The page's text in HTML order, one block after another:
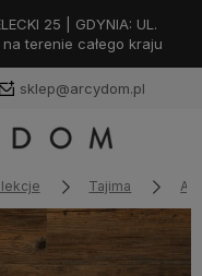
25 | GDYNIA: UL.
terenie całego kraju
sklep@arcydom.pl
Tajima